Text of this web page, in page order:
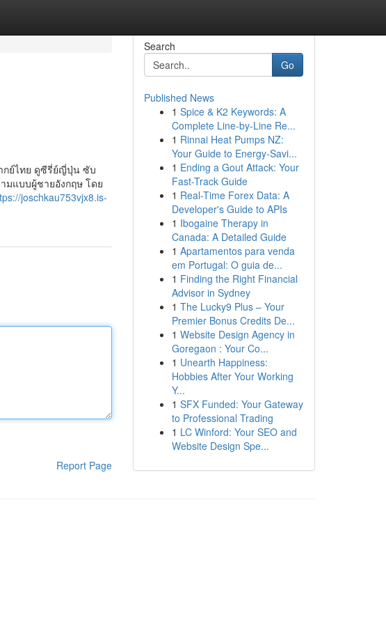
กย์ไทย ดูซีรี่ย์ญี่ปุ่น ซับ
มแบบผู้ชายอังกฤษ โดย
joschkau753vjx8.is-
Report Page
Search
Go
Published News
1 Spice & K2 Keywords: A
Complete Line-by-Line Re...
1 Rinnai Heat Pumps NZ:
Your Guide to Energy-Savi...
1 Ending a Gout Attack: Your
Fast-Track Guide
1 Real-Time Forex Data: A
Developer's Guide to APIs
1 Ibogaine Therapy in
Canada: A Detailed Guide
1 Apartamentos para venda
em Portugal: O guia de...
1 Finding the Right Financial
Advisor in Sydney
1 The Lucky9 Plus – Your
Premier Bonus Credits De...
1 Website Design Agency in
Goregaon : Your Co...
1 Unearth Happiness:
Hobbies After Your Working
Y...
1 SFX Funded: Your Gateway
to Professional Trading
1 LC Winford: Your SEO and
Website Design Spe...